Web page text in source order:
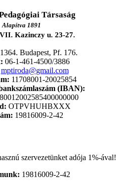
Társaság
Alapítva 1891
Kazinczy u. 23-27.
1364. Budapest, Pf. 176.
06-1-461-4500/3886
mptiroda@gmail.com
11708001-20025854
(IBAN):
OTPVHUHBXXX
19816009-2-42
szervezetünket adója 1%-ával!
19816009-2-42